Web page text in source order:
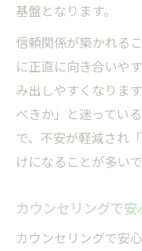
基盤となります。
信頼関係が築かれる
に正直に向き合いや
み出しやすくなりま
べきか」と迷ってい
で、不安が軽減され
けになることが多いで
カウンセリングで
カウンセリングで安